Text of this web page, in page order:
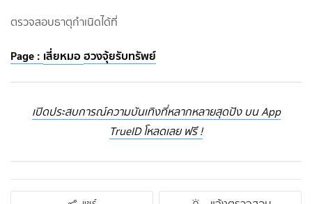
ตรวจสอบธาตุกำเนิดได้ที่
Page : เสี่ยหมอฮวงจุ้ยรับทรัพย์
เปิดประสบการณ์ความบันเทิงที่หลากหลายสุดปัง บน App
TrueID โหลดเลย ฟรี !